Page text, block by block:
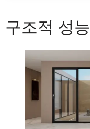
구조적 성능